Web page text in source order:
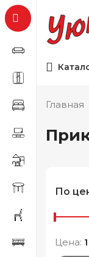
Главная
По
Цена: